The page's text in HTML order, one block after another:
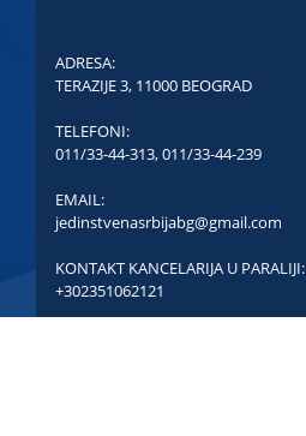
ADRESA:
TERAZIJE 3, 11000 BEOGRAD
TELEFONI:
011/33-44-313,011/33-44-239
EMAIL:
jedinstvenasrbijabg@gmail.com
KONTAKT KANCELARIJA U PARALIJI:
+302351062121